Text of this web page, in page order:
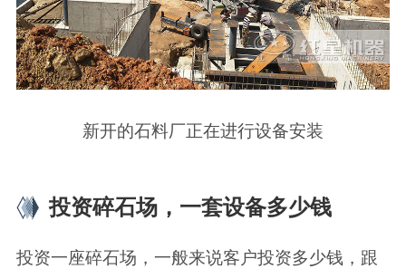
新开的石料厂正在进行设备安装
投资碎石场，一套设备多少钱
投资一座碎石场，一般来说客户投资多少钱，跟